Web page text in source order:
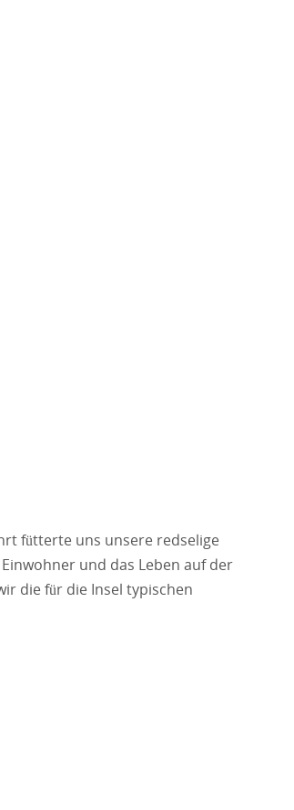
fütterte uns unsere redselige
und das Leben auf der
die für die Insel typischen